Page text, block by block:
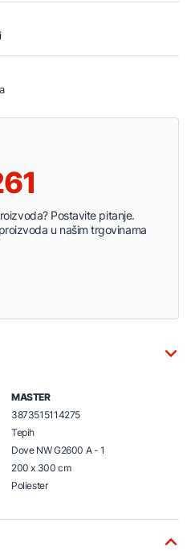
Postavite pitanje.
u našim trgovinama
MASTER
3873515114275
Tepih
Dove NW G2600 A - 1
200 x 300 cm
Poliester